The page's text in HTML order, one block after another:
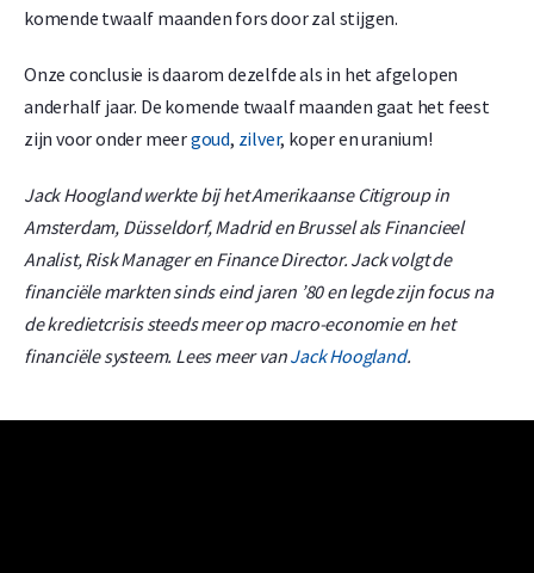
komende twaalf maanden fors door zal stijgen.
Onze conclusie is daarom dezelfde als in het afgelopen
anderhalf jaar. De komende twaalf maanden gaat het feest
zijn voor onder meergoud, zilver, koper en uranium!
Jack Hoogland werkte bij het Amerikaanse Citigroup in
Amsterdam, Düsseldorf, Madrid en Brussel als Financieel
Analist, Risk Manager en Finance Director. Jack volgt de
financiële markten sinds eind jaren ’80 en legde zijn focus na
de kredietcrisis steeds meer op macro-economie en het
financiële systeem. Lees meer vanJack Hoogland.